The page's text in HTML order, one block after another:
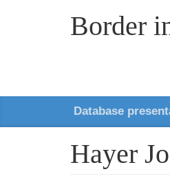
Border
Database
Hayer